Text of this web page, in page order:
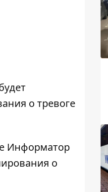
о тревоге
Информатор
о